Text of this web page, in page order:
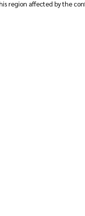
region affected by the